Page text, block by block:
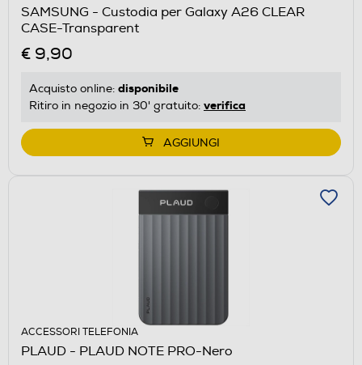
SAMSUNG - Custodia per Galaxy A26 CLEAR
CASE-Transparent
€ 9,90
Acquisto online: disponibile
Ritiro in negozio in 30' gratuito: verifica
AGGIUNGI
ACCESSORI TELEFONIA
PLAUD - PLAUD NOTE PRO-Nero